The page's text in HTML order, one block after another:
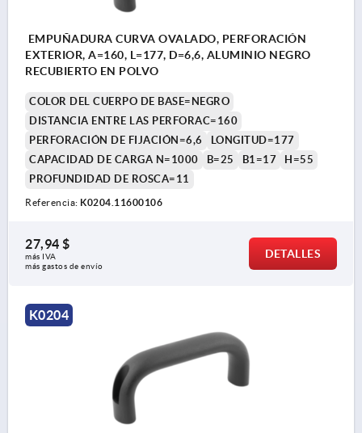
EMPUÑADURA CURVA OVALADO, PERFORACIÓN
EXTERIOR, A=160, L=177, D=6,6, ALUMINIO NEGRO
RECUBIERTO EN POLVO
COLOR DEL CUERPO DE BASE=NEGRO
DISTANCIA ENTRE LAS PERFORAC=160
PERFORACIÓN DE FIJACIÓN=6,6
LONGITUD=177
CAPACIDAD DE CARGA N=1000
B=25 B1=17
H=55
PROFUNDIDAD DE ROSCA=11
Referencia: K0204.11600106
27,94 $
más IVA
más gastos de envío
DETALLES
K0204